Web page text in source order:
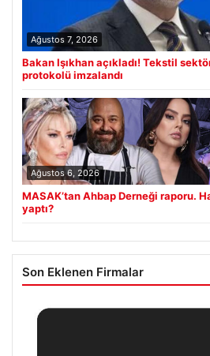
Ağustos 7, 2026
Bakan Işıkhan açıkladı! Tekstil
protokolü imzalandı
Ağustos 6, 2026
MASAK’tan Ahbap Derneği raporu.
yaptı?
Son Eklenen Firmalar